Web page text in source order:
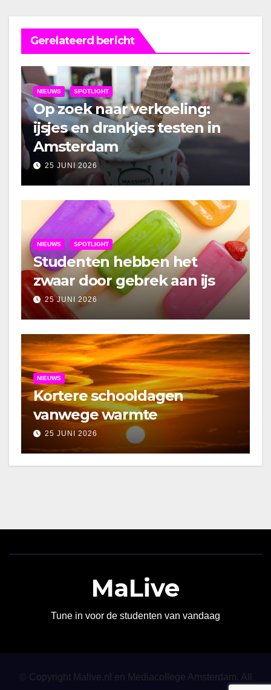
Gerelateerd bericht
NIEUWS SPOTLIGHT
Op zoek naar verkoeling:
ijsjes en drankjes testen in
Amsterdam
25 JUNI 2026
NIEUWS SPOTLIGHT
Studenten hebben het
zwaar door gebrek aan ijs
25 JUNI 2026
NIEUWS
Kortere schooldagen
vanwege warmte
25 JUNI 2026
MaLive
Tune in voor de studenten van vandaag
© Copyright Malive.nl en Mediacollege Amsterdam. All